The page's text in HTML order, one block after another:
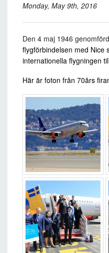
Monday, May 9th, 2016
Den 4 maj 1946
flygförbindelsen med Nice
internationella flygningen
Här är foton från 70års